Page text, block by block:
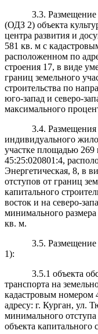
3.3. Размещение
(ОДЗ 2) объекта
центра развития и
581 кв. м с
расположенном по
строения 17, в виде
границ земельного
строительства по
юго-запад и северо-
максимального
3.4.
индивидуального
участке площадью 269
45:25:020801:4,
Энергетическая, 8, в
отступов от границ
капитального
восток и на северо-
минимального размера
кв. м.
3.5.
1):
3.5.1 объекта
транспорта на
кадастровым номером
адресу: г. Курган, ул.
минимального
объекта капитального